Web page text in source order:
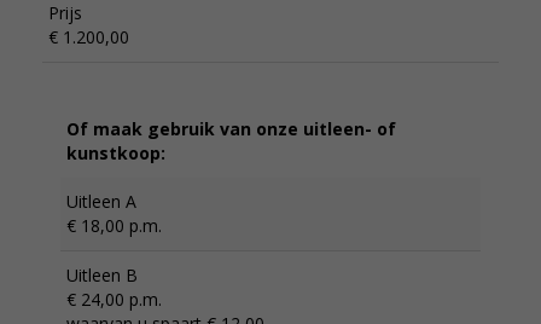
Prijs
€ 1.200,00
Of maak gebruik van onze uitleen- of
kunstkoop:
Uitleen A
€ 18,00 p.m.
Uitleen B
€ 24,00 p.m.